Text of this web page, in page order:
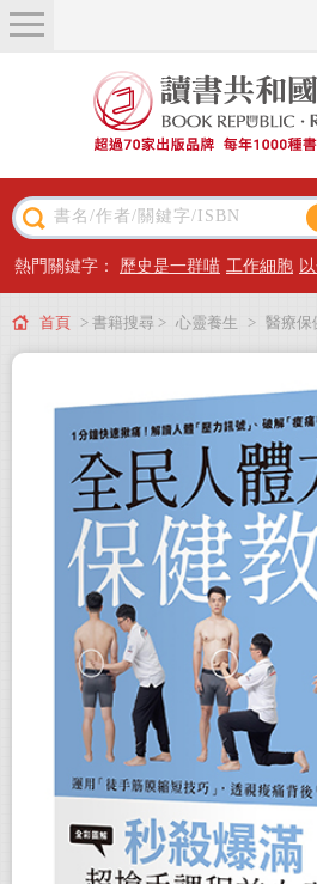
關於我們
近期新書
主題閱讀
出版專區
會員專屬
會員儲值方案
熱門關鍵字： 歷史是一群喵 工作細胞
首頁 > 書籍搜尋 > 心靈養生 > 醫療保
分鐘快速揪痛！解讀人體「壓力訊號」、破解